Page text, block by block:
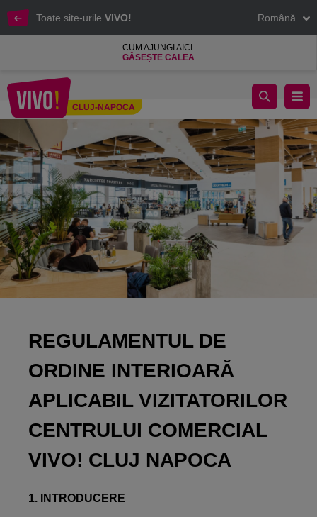
Toate site-urile VIVO! Română
CUM AJUNGI AICI
GĂSEȘTE CALEA
Cluj-Napoca
CLUJ-NAPOCA
REGULAMENTUL DE ORDINE INTERIOARĂ APLICABIL
REGULAMENTUL DE
ORDINE INTERIOARĂ
APLICABIL VIZITATORILOR
CENTRULUI COMERCIAL
VIVO! CLUJ NAPOCA
1. INTRODUCERE